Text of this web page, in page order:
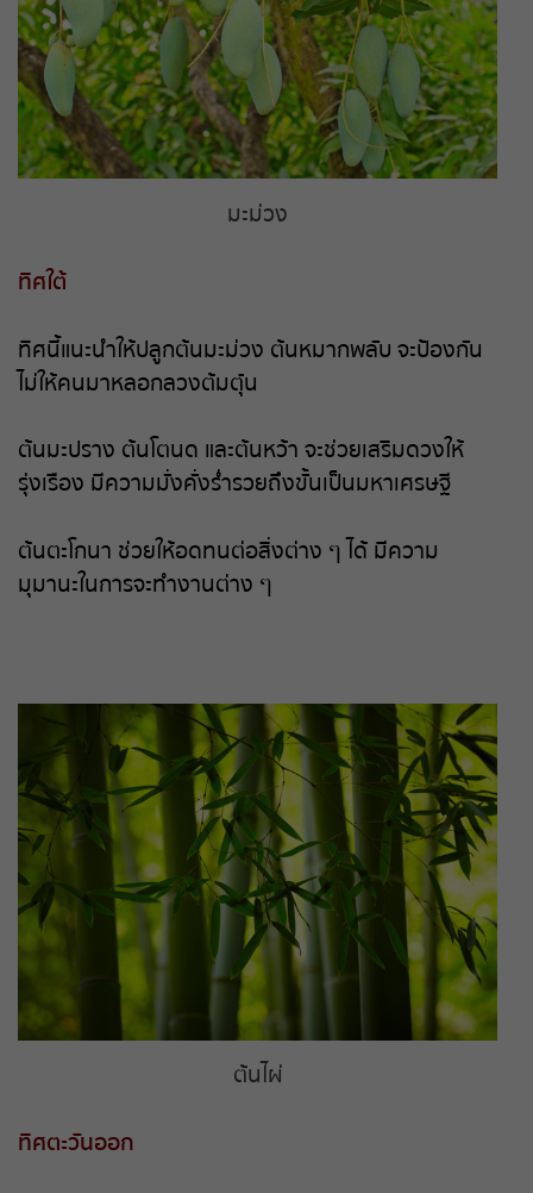
หวยหุ้นเยอรมัน
หวยหุ้นอังกฤษ
หวยหุ้นรัสเซีย
มะม่วง
ทิศใต้
ทิศนี้แนะนำให้ปลูกต้นมะม่วง ต้นหมากพลับ จะป้องกัน
ไม่ให้คนมาหลอกลวงต้มตุ๋น
ต้นมะปราง ต้นโตนด และต้นหว้า จะช่วยเสริมดวงให้
รุ่งเรือง มีความมั่งคั่งร่ำรวยถึงขั้นเป็นมหาเศรษฐี
ต้นตะโกนา ช่วยให้อดทนต่อสิ่งต่าง ๆ ได้ มีความ
มุมานะในการจะทำงานต่าง ๆ
ต้นไผ่
ทิศตะวันออก